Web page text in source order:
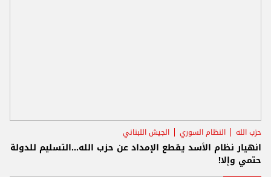
حزب الله النظام السوري الجيش اللبناني
انهيار نظام الأسد يقطع الإمداد عن حزب الله...التسليم للدولة
حتمي وإلا!